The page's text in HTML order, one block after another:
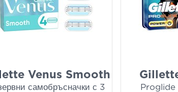
Venus Smooth
самобръсначки с 3